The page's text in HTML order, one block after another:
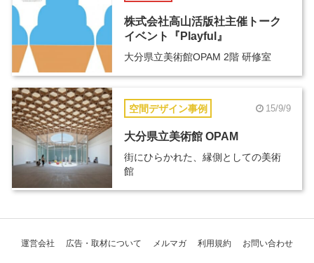
株式会社高山活版社主催トーク
イベント『Playful』
大分県立美術館OPAM 2階 研修室
空間デザイン事例 15/9/9
大分県立美術館 OPAM
街にひらかれた、縁側としての美術
館
運営会社 広告・取材について メルマガ 利用規約 お問い合わせ